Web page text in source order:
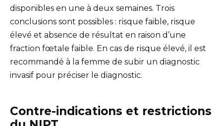
disponibles en une à deux semaines. Trois
conclusions sont possibles : risque faible, risque
élevé et absence de résultat en raison d’une
fraction fœtale faible. En cas de risque élevé, il est
recommandé à la femme de subir un diagnostic
invasif pour préciser le diagnostic.
Contre-indications et restrictions